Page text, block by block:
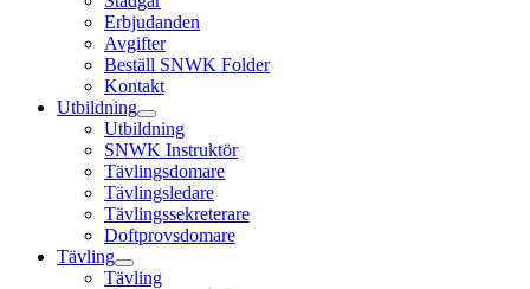
Erbjudanden
Avgifter
Beställ SNWK Folder
Kontakt
Utbildning
Utbildning
SNWK Instruktör
Tävlingsdomare
Tävlingsledare
Tävlingssekreterare
Doftprovsdomare
Tävling
Tävling